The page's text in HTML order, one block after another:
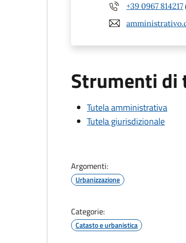
+39 0967 814217
Strumenti di
Tutela amministrativa
Tutela giurisdizionale
Argomenti:
Urbanizzazione
Categorie:
Catasto e urbanistica